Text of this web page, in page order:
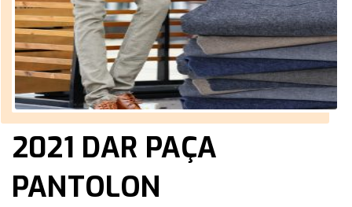
2021 DAR PAÇA
PANTOLON